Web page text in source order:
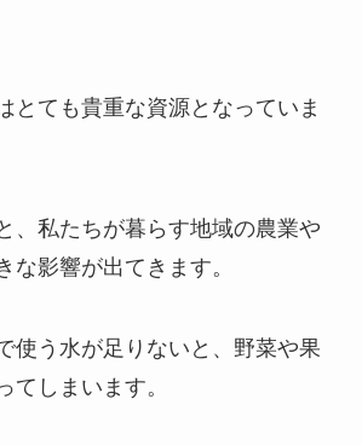
とても貴重な資源となっていま
、私たちが暮らす地域の農業や
な影響が出てきます。
使う水が足りないと、野菜や果
てしまいます。